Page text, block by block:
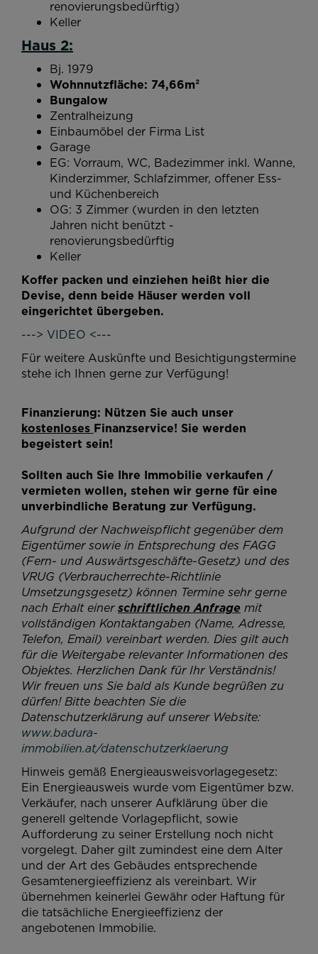
renovierungsbedürftig)
Keller
Haus 2:
Bj. 1979
Wohnnutzfläche: 74,66m²
Bungalow
Zentralheizung
Einbaumöbel der Firma List
Garage
EG: Vorraum, WC, Badezimmer inkl. Wanne,
Kinderzimmer, Schlafzimmer, offener Ess-
und Küchenbereich
OG: 3 Zimmer (wurden in den letzten
Jahren nicht benützt -
renovierungsbedürftig
Keller
Koffer packen und einziehen heißt hier die
Devise, denn beide Häuser werden voll
eingerichtet übergeben.
---> VIDEO <---
Für weitere Auskünfte und Besichtigungstermine
stehe ich Ihnen gerne zur Verfügung!
Finanzierung: Nützen Sie auch unser
kostenloses Finanzservice! Sie werden
begeistert sein!
Sollten auch Sie Ihre Immobilie verkaufen /
vermieten wollen, stehen wir gerne für eine
unverbindliche Beratung zur Verfügung.
Aufgrund der Nachweispflicht gegenüber dem
Eigentümer sowie in Entsprechung des FAGG
(Fern- und Auswärtsgeschäfte-Gesetz) und des
VRUG (Verbraucherrechte-Richtlinie
Umsetzungsgesetz) können Termine sehr gerne
nach Erhalt einerschriftlichen Anfrage mit
vollständigen Kontaktangaben (Name, Adresse,
Telefon, Email) vereinbart werden. Dies gilt auch
für die Weitergabe relevanter Informationen des
Objektes. Herzlichen Dank für Ihr Verständnis!
Wir freuen uns Sie bald als Kunde begrüßen zu
dürfen! Bitte beachten Sie die
Datenschutzerklärung auf unserer Website:
www.badura-
immobilien.at/datenschutzerklaerung
Hinweis gemäß Energieausweisvorlagegesetz:
Ein Energieausweis wurde vom Eigentümer bzw.
Verkäufer, nach unserer Aufklärung über die
generell geltende Vorlagepflicht, sowie
Aufforderung zu seiner Erstellung noch nicht
vorgelegt. Daher gilt zumindest eine dem Alter
und der Art des Gebäudes entsprechende
Gesamtenergieeffizienz als vereinbart. Wir
übernehmen keinerlei Gewähr oder Haftung für
die tatsächliche Energieeffizienz der
angebotenen Immobilie.